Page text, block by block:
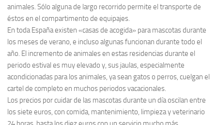
animales. Sólo alguna de largo recorrido permite el transporte de
éstos en el compartimento de equipajes.
En toda España existen «casas de acogida» para mascotas durante
los meses de verano, e incluso algunas funcionan durante todo el
año. El incremento de animales en estas residencias durante el
periodo estival es muy elevado y, sus jaulas, especialmente
acondicionadas para los animales, ya sean gatos o perros, cuelgan el
cartel de completo en muchos periodos vacacionales.
Los precios por cuidar de las mascotas durante un día oscilan entre
los siete euros, con comida, mantenimiento, limpieza y veterinario